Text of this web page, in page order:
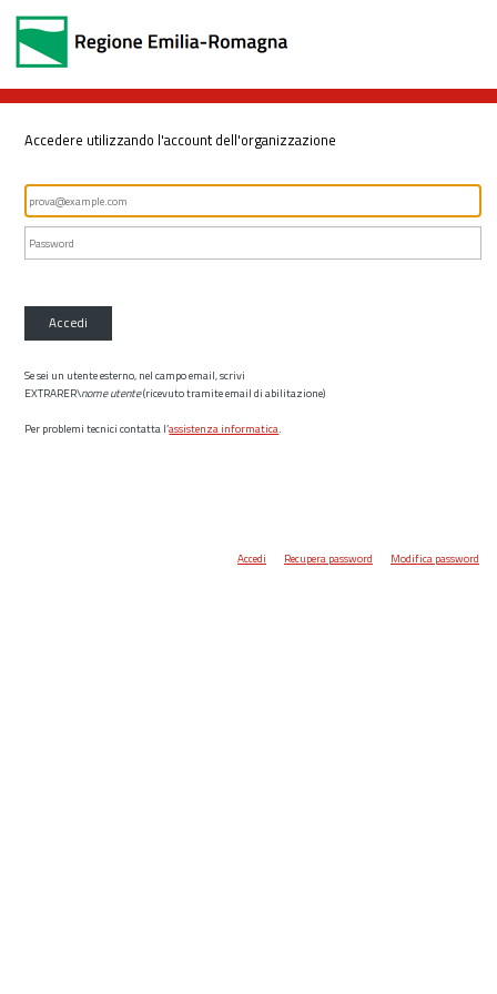
Accedere utilizzando l'account dell'organizzazione
Accedi
Se sei un utente esterno, nel campo email, scrivi
EXTRARER\nome utente(ricevuto tramite email di abilitazione)
Per problemi tecnici contatta l’assistenza informatica.
Accedi Recupera password Modifica password